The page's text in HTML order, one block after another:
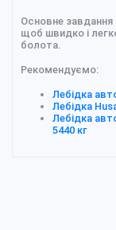
Основне завдання
щоб швидко і
болота.
Рекомендуємо:
Лебідка
Лебідка
Лебідка
5440 кг